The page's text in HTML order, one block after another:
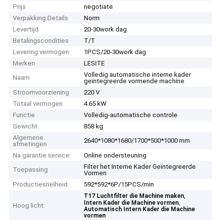
Prijs
negotiate
Verpakking Details
Norm
Levertijd
20-30work dag
Betalingscondities
T/T
Levering vermogen
1PCS/20-30work dag
Merken
LESITE
Naam
Volledig automatische interne kader
geïntegreerde vormende machine
Stroomvoorziening
220 V
Totaal vermogen
4.65 kW
Functie
Volledig-automatische controle
Gewicht
858 kg
Algemene
afmetingen
2640*1080*1680/1700*500*1000 mm
Na garantie service
Online ondersteuning
Toepassing
Filter het Interne Kader Geïntegreerde
Vormen
Productiesnelheid
592*592*6P/15PCS/min
Hoog licht:
T17 Luchtfilter die Machine maken,
Intern Kader die Machine vormen,
Automatisch Intern Kader die Machine
vormen